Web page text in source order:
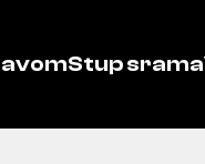
Stup srama